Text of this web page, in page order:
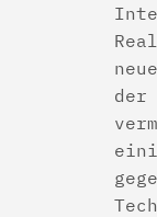
der